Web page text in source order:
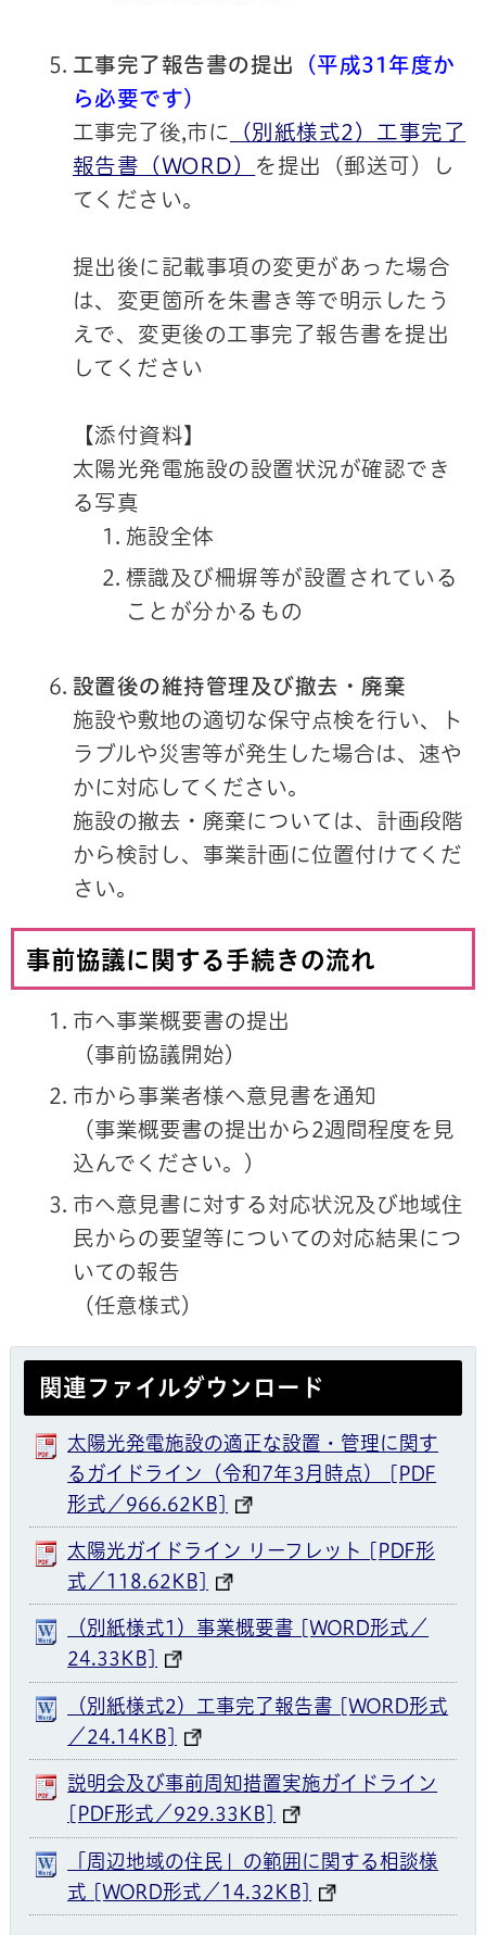
工事完了報告書の提出
（平成31年度か
ら必要です）
工事完了後,市に
（別紙様式2）工事完了
報告書（WORD） を提出（郵送可）し
てください。
提出後に記載事項の変更があった場合
は、変更箇所を朱書き等で明示したう
えで、変更後の工事完了報告書を提出
してください
【添付資料】
太陽光発電施設の設置状況が確認でき
る写真
施設全体
標識及び柵塀等が設置されている
ことが分かるもの
設置後の維持管理及び撤去・廃棄
施設や敷地の適切な保守点検を行い、ト
ラブルや災害等が発生した場合は、速や
かに対応してください。
施設の撤去・廃棄については、計画段階
から検討し、事業計画に位置付けてくだ
さい。
事前協議に関する手続きの流れ
市へ事業概要書の提出
（事前協議開始）
市から事業者様へ意見書を通知
（事業概要書の提出から2週間程度を見
込んでください。）
市へ意見書に対する対応状況及び地域住
民からの要望等についての対応結果につ
いての報告
（任意様式）
関連ファイルダウンロード
太陽光発電施設の適正な設置・管理に関す
るガイドライン（令和7年3月時点） [PDF
形式／966.62KB]
太陽光ガイドライン リーフレット [PDF形
式／118.62KB]
（別紙様式1）事業概要書 [WORD形式／
24.33KB]
（別紙様式2）工事完了報告書 [WORD形式
／24.14KB]
説明会及び事前周知措置実施ガイドライン
[PDF形式／929.33KB]
「周辺地域の住民」の範囲に関する相談様
式 [WORD形式／14.32KB]